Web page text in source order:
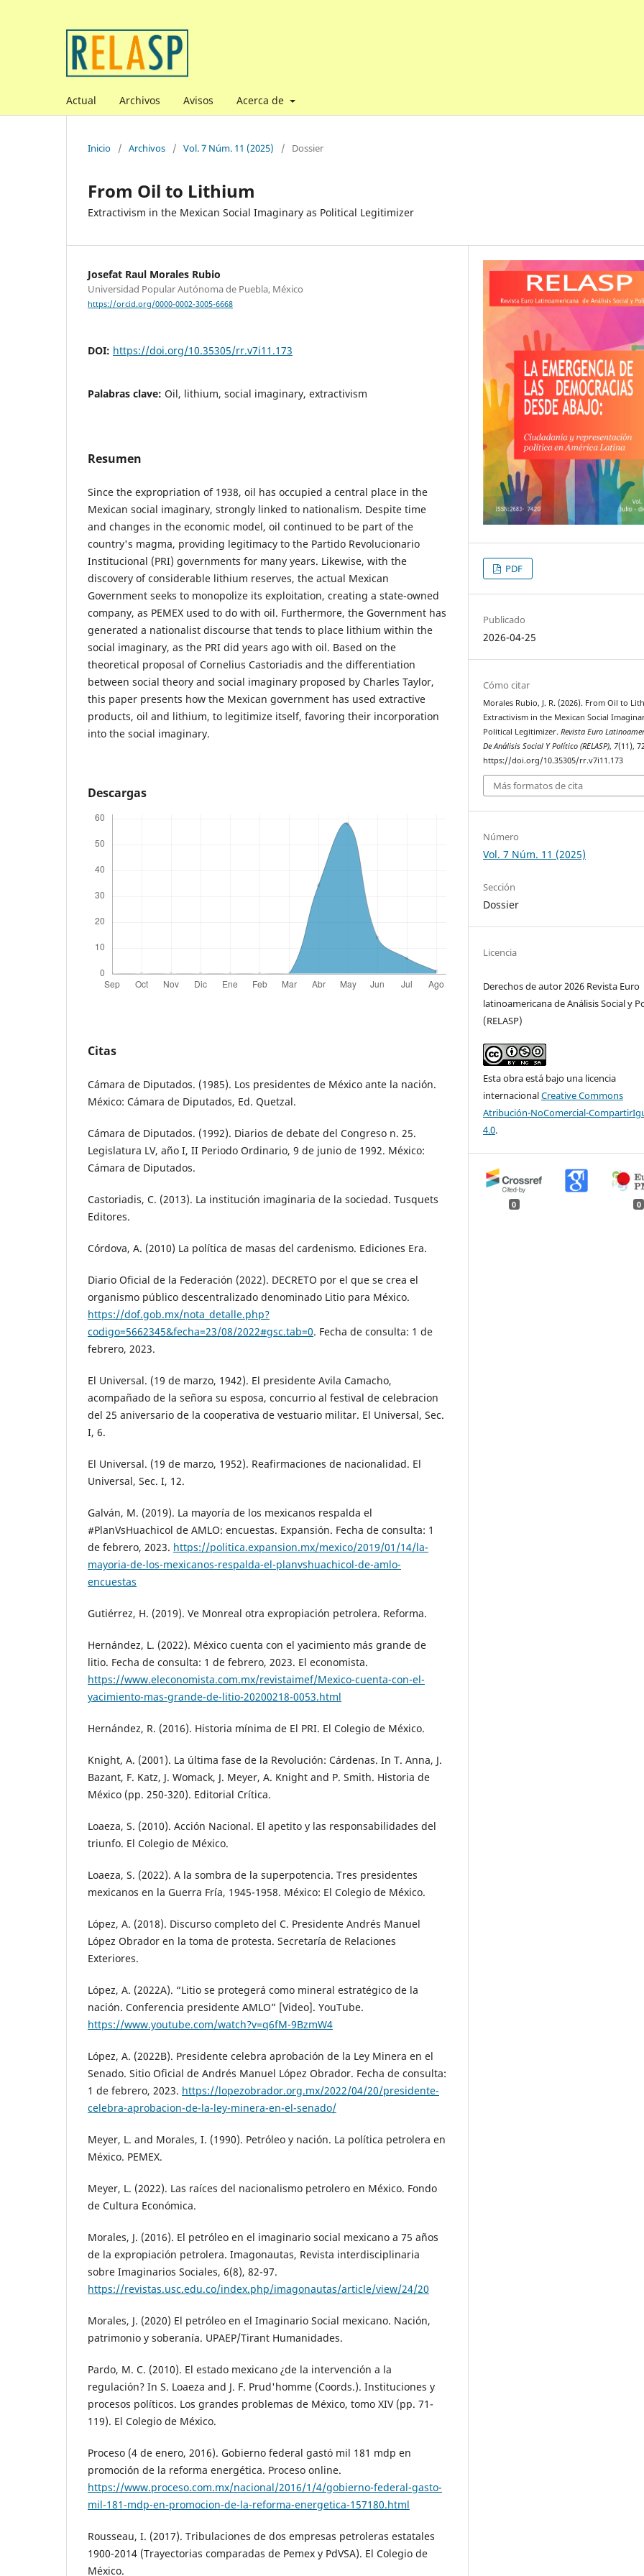
Actual Archivos Avisos Acerca de
Inicio / Archivos / Vol. 7 Núm. 11 (2025) / Dossier
From Oil to Lithium
Extractivism in the Mexican Social Imaginary as Political Legitimizer
Josefat Raul Morales Rubio
Universidad Popular Autónoma de Puebla, México
https://orcid.org/0000-0002-3005-6668
DOI: https://doi.org/10.35305/rr.v7i11.173
Palabras clave: Oil, lithium, social imaginary, extractivism
Resumen
Since the expropriation of 1938, oil has occupied a central place in the
Mexican social imaginary, strongly linked to nationalism. Despite time
and changes in the economic model, oil continued to be part of the
country's magma, providing legitimacy to the Partido Revolucionario
Institucional (PRI) governments for many years. Likewise, with the
discovery of considerable lithium reserves, the actual Mexican
Government seeks to monopolize its exploitation, creating a state-owned
company, as PEMEX used to do with oil. Furthermore, the Government has
generated a nationalist discourse that tends to place lithium within the
social imaginary, as the PRI did years ago with oil. Based on the
theoretical proposal of Cornelius Castoriadis and the differentiation
between social theory and social imaginary proposed by Charles Taylor,
this paper presents how the Mexican government has used extractive
products, oil and lithium, to legitimize itself, favoring their incorporation
into the social imaginary.
Descargas
Citas
Cámara de Diputados. (1985). Los presidentes de México ante la nación.
México: Cámara de Diputados, Ed. Quetzal.
Cámara de Diputados. (1992). Diarios de debate del Congreso n. 25.
Legislatura LV, año I, II Periodo Ordinario, 9 de junio de 1992. México:
Cámara de Diputados.
Castoriadis, C. (2013). La institución imaginaria de la sociedad. Tusquets
Editores.
Córdova, A. (2010) La política de masas del cardenismo. Ediciones Era.
Diario Oficial de la Federación (2022). DECRETO por el que se crea el
organismo público descentralizado denominado Litio para México.
https://dof.gob.mx/nota_detalle.php?
codigo=5662345&fecha=23/08/2022#gsc.tab=0. Fecha de consulta: 1 de
febrero, 2023.
El Universal. (19 de marzo, 1942). El presidente Avila Camacho,
acompañado de la señora su esposa, concurrio al festival de celebracion
del 25 aniversario de la cooperativa de vestuario militar. El Universal, Sec.
I, 6.
El Universal. (19 de marzo, 1952). Reafirmaciones de nacionalidad. El
Universal, Sec. I, 12.
Galván, M. (2019). La mayoría de los mexicanos respalda el
#PlanVsHuachicol de AMLO: encuestas. Expansión. Fecha de consulta: 1
de febrero, 2023. https://politica.expansion.mx/mexico/2019/01/14/la-
mayoria-de-los-mexicanos-respalda-el-planvshuachicol-de-amlo-
encuestas
Gutiérrez, H. (2019). Ve Monreal otra expropiación petrolera. Reforma.
Hernández, L. (2022). México cuenta con el yacimiento más grande de
litio. Fecha de consulta: 1 de febrero, 2023. El economista.
https://www.eleconomista.com.mx/revistaimef/Mexico-cuenta-con-el-
yacimiento-mas-grande-de-litio-20200218-0053.html
Hernández, R. (2016). Historia mínima de El PRI. El Colegio de México.
Knight, A. (2001). La última fase de la Revolución: Cárdenas. In T. Anna, J.
Bazant, F. Katz, J. Womack, J. Meyer, A. Knight and P. Smith. Historia de
México (pp. 250-320). Editorial Crítica.
Loaeza, S. (2010). Acción Nacional. El apetito y las responsabilidades del
triunfo. El Colegio de México.
Loaeza, S. (2022). A la sombra de la superpotencia. Tres presidentes
mexicanos en la Guerra Fría, 1945-1958. México: El Colegio de México.
López, A. (2018). Discurso completo del C. Presidente Andrés Manuel
López Obrador en la toma de protesta. Secretaría de Relaciones
Exteriores.
López, A. (2022A). “Litio se protegerá como mineral estratégico de la
nación. Conferencia presidente AMLO” [Video]. YouTube.
https://www.youtube.com/watch?v=q6fM-9BzmW4
López, A. (2022B). Presidente celebra aprobación de la Ley Minera en el
Senado. Sitio Oficial de Andrés Manuel López Obrador. Fecha de consulta:
1 de febrero, 2023. https://lopezobrador.org.mx/2022/04/20/presidente-
celebra-aprobacion-de-la-ley-minera-en-el-senado/
Meyer, L. and Morales, I. (1990). Petróleo y nación. La política petrolera en
México. PEMEX.
Meyer, L. (2022). Las raíces del nacionalismo petrolero en México. Fondo
de Cultura Económica.
Morales, J. (2016). El petróleo en el imaginario social mexicano a 75 años
de la expropiación petrolera. Imagonautas, Revista interdisciplinaria
sobre Imaginarios Sociales, 6(8), 82-97.
https://revistas.usc.edu.co/index.php/imagonautas/article/view/24/20
Morales, J. (2020) El petróleo en el Imaginario Social mexicano. Nación,
patrimonio y soberanía. UPAEP/Tirant Humanidades.
Pardo, M. C. (2010). El estado mexicano ¿de la intervención a la
regulación? In S. Loaeza and J. F. Prud'homme (Coords.). Instituciones y
procesos políticos. Los grandes problemas de México, tomo XIV (pp. 71-
119). El Colegio de México.
Proceso (4 de enero, 2016). Gobierno federal gastó mil 181 mdp en
promoción de la reforma energética. Proceso online.
https://www.proceso.com.mx/nacional/2016/1/4/gobierno-federal-gasto-
mil-181-mdp-en-promocion-de-la-reforma-energetica-157180.html
Rousseau, I. (2017). Tribulaciones de dos empresas petroleras estatales
1900-2014 (Trayectorias comparadas de Pemex y PdVSA). El Colegio de
México.
PDF
Publicado
2026-04-25
Cómo citar
Morales Rubio, J. R. (2026). From Oil to
Extractivism in the Mexican Social
Political Legitimizer.Revista Euro
De Análisis Social Y Político (RELASP), 7(11),
https://doi.org/10.35305/rr.v7i11.173
Más formatos de cita
Número
Vol. 7 Núm. 11 (2025)
Sección
Dossier
Licencia
Derechos de autor 2026 Revista Euro
latinoamericana de Análisis Social y
(RELASP)
Esta obra está bajo una licencia
internacionalCreative Commons
Atribución-NoComercial-
4.0.
0 0